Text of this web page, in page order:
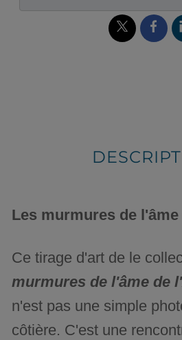
Les murmures de
Ce tirage d'art de le
murmures de l'âme de
n'est pas une simple
côtière. C'est une